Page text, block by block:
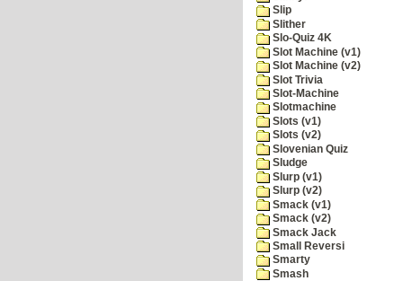
Slip
Slither
Slo-Quiz 4K
Slot Machine (v1)
Slot Machine (v2)
Slot Trivia
Slot-Machine
Slotmachine
Slots (v1)
Slots (v2)
Slovenian Quiz
Sludge
Slurp (v1)
Slurp (v2)
Smack (v1)
Smack (v2)
Smack Jack
Small Reversi
Smarty
Smash